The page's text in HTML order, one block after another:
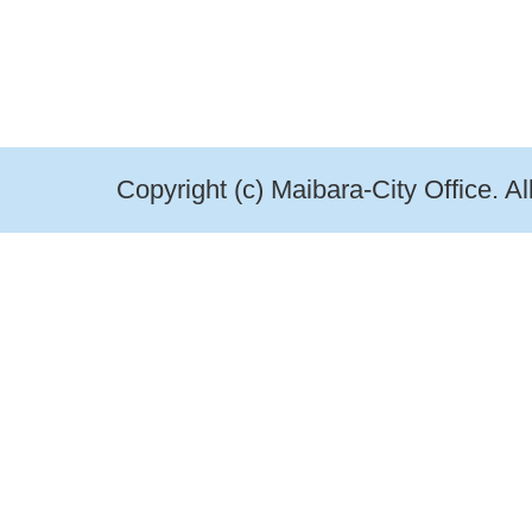
Copyright (c) Maibara-City Office.